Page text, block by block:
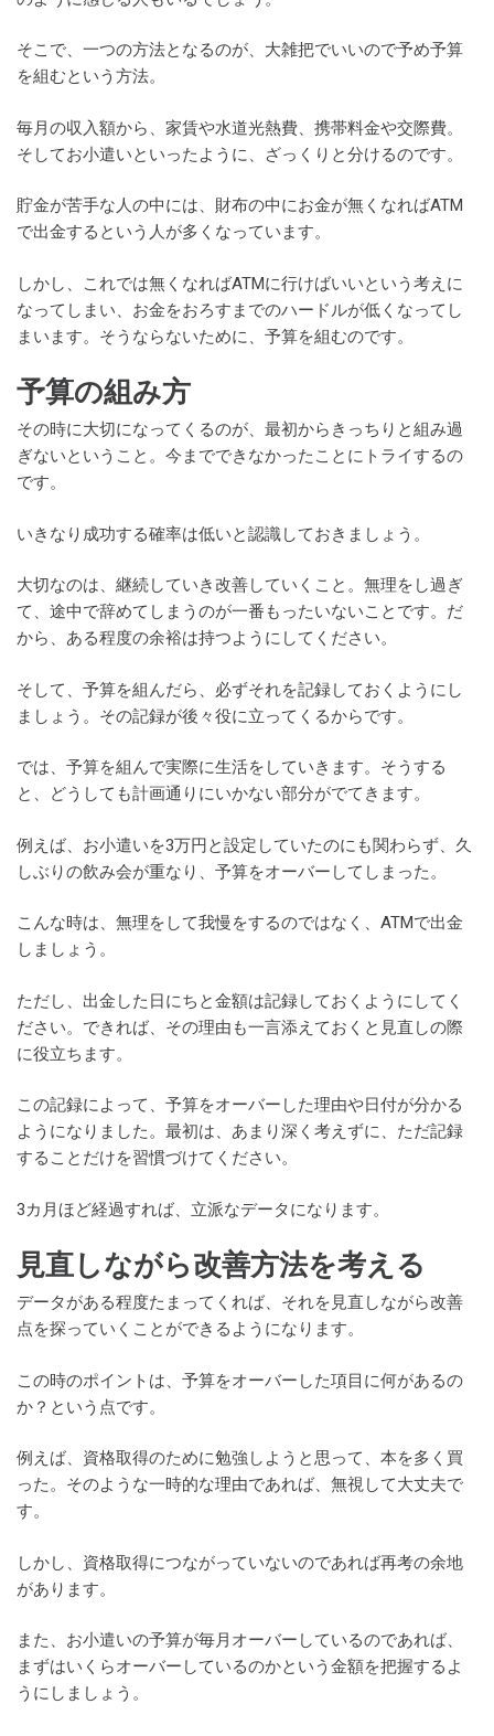
そこで、一つの方法となるのが、大雑把でいいので予め予算
を組むという方法。
毎月の収入額から、家賃や水道光熱費、携帯料金や交際費。
そしてお小遣いといったように、ざっくりと分けるのです。
貯金が苦手な人の中には、財布の中にお金が無くなればATM
で出金するという人が多くなっています。
しかし、これでは無くなればATMに行けばいいという考えに
なってしまい、お金をおろすまでのハードルが低くなってし
まいます。そうならないために、予算を組むのです。
予算の組み方
その時に大切になってくるのが、最初からきっちりと組み過
ぎないということ。今までできなかったことにトライするの
です。
いきなり成功する確率は低いと認識しておきましょう。
大切なのは、継続していき改善していくこと。無理をし過ぎ
て、途中で辞めてしまうのが一番もったいないことです。だ
から、ある程度の余裕は持つようにしてください。
そして、予算を組んだら、必ずそれを記録しておくようにし
ましょう。その記録が後々役に立ってくるからです。
では、予算を組んで実際に生活をしていきます。そうする
と、どうしても計画通りにいかない部分がでてきます。
例えば、お小遣いを3万円と設定していたのにも関わらず、久
しぶりの飲み会が重なり、予算をオーバーしてしまった。
こんな時は、無理をして我慢をするのではなく、ATMで出金
しましょう。
ただし、出金した日にちと金額は記録しておくようにしてく
ださい。できれば、その理由も一言添えておくと見直しの際
に役立ちます。
この記録によって、予算をオーバーした理由や日付が分かる
ようになりました。最初は、あまり深く考えずに、ただ記録
することだけを習慣づけてください。
3カ月ほど経過すれば、立派なデータになります。
見直しながら改善方法を考える
データがある程度たまってくれば、それを見直しながら改善
点を探っていくことができるようになります。
この時のポイントは、予算をオーバーした項目に何があるの
か？という点です。
例えば、資格取得のために勉強しようと思って、本を多く買
った。そのような一時的な理由であれば、無視して大丈夫で
す。
しかし、資格取得につながっていないのであれば再考の余地
があります。
また、お小遣いの予算が毎月オーバーしているのであれば、
まずはいくらオーバーしているのかという金額を把握するよ
うにしましょう。